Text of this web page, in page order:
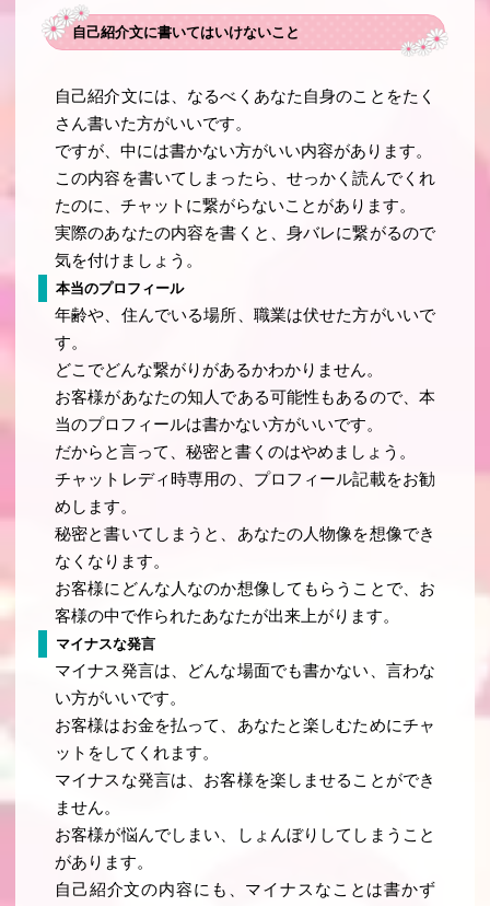
自己紹介文に書いてはいけないこと
自己紹介文には、なるべくあなた自身のことをたく
さん書いた方がいいです。
ですが、中には書かない方がいい内容があります。
この内容を書いてしまったら、せっかく読んでくれ
たのに、チャットに繋がらないことがあります。
実際のあなたの内容を書くと、身バレに繋がるので
気を付けましょう。
本当のプロフィール
年齢や、住んでいる場所、職業は伏せた方がいいで
す。
どこでどんな繋がりがあるかわかりません。
お客様があなたの知人である可能性もあるので、本
当のプロフィールは書かない方がいいです。
だからと言って、秘密と書くのはやめましょう。
チャットレディ時専用の、プロフィール記載をお勧
めします。
秘密と書いてしまうと、あなたの人物像を想像でき
なくなります。
お客様にどんな人なのか想像してもらうことで、お
客様の中で作られたあなたが出来上がります。
マイナスな発言
マイナス発言は、どんな場面でも書かない、言わな
い方がいいです。
お客様はお金を払って、あなたと楽しむためにチャ
ットをしてくれます。
マイナスな発言は、お客様を楽しませることができ
ません。
お客様が悩んでしまい、しょんぼりしてしまうこと
があります。
自己紹介文の内容にも、マイナスなことは書かず